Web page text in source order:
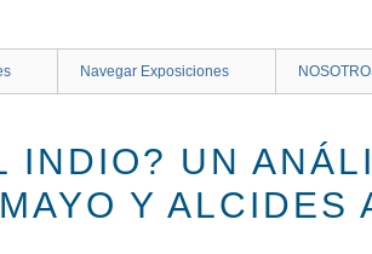
Navegar Exposiciones
INDIO? UN
Y ALCIDES